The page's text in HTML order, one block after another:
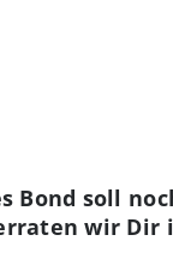
Bond soll
wir